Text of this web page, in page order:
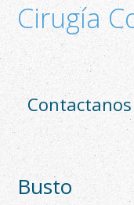
Cirugía
Busto